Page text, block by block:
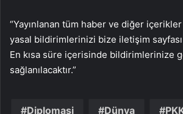
“Yayınlanan tüm haber ve diğer
yasal bildirimlerinizi bize iletişim
En kısa süre içerisinde bildirimlerinize
sağlanılacaktır.”
Diplomasi Dünya